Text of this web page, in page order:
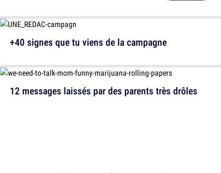
12 messages laissés par des parents très drôles
+40 signes que tu viens de la campagne